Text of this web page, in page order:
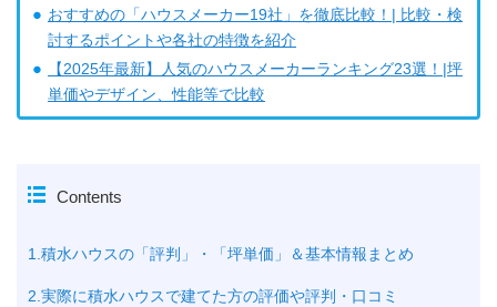
おすすめの「ハウスメーカー19社」を徹底比較！| 比較・検
討するポイントや各社の特徴を紹介
【2025年最新】人気のハウスメーカーランキング23選！|坪
単価やデザイン、性能等で比較
Contents
1.積水ハウスの「評判」・「坪単価」＆基本情報まとめ
2.実際に積水ハウスで建てた方の評価や評判・口コミ